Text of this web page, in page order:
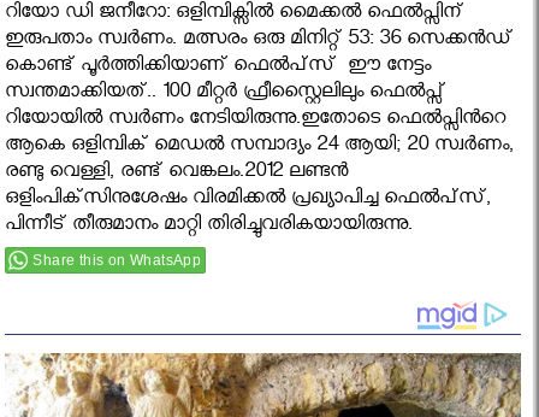
റിയോ ഡി ജനീറോ: ഒളിമ്പിക്സില്‍ മൈക്കല്‍ ഫെല്‍പ്സിന്
ഇരുപതാം സ്വര്‍ണം. മത്സരം ഒരു മിനിറ്റ് 53: 36 സെക്കന്‍ഡ്
കൊണ്ട് പൂര്‍ത്തിക്കിയാണ് ഫെല്‍പ്‌സ് ഈ നേട്ടം
സ്വന്തമാക്കിയത്.. 100 മീറ്റര്‍ ഫ്രീസ്റ്റൈലിലും ഫെല്‍പ്സ്
റിയോയില്‍ സ്വര്‍ണം നേടിയിരുന്നു.ഇതോടെ ഫെൽപ്സിന്‍റെ
ആകെ ഒളിമ്പിക് മെഡൽ സമ്പാദ്യം 24 ആയി; 20 സ്വർണം,
രണ്ടു വെള്ളി, രണ്ട് വെങ്കലം.2012 ലണ്ടന്‍
ഒളിംപിക്‌സിനുശേഷം വിരമിക്കല്‍ പ്രഖ്യാപിച്ച ഫെല്‍പ്‌സ്,
പിന്നീട് തീരുമാനം മാറ്റി തിരിച്ചുവരികയായിരുന്നു.
Share this on WhatsApp